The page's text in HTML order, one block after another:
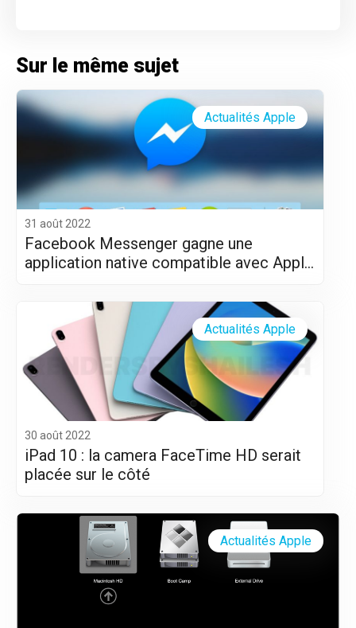
Sur le même sujet
31 août 2022
Facebook Messenger gagne une
application native compatible avec Apple
Actualités Apple
30 août 2022
iPad 10 : la camera FaceTime HD serait
placée sur le côté
Actualités Apple
Actualités Apple